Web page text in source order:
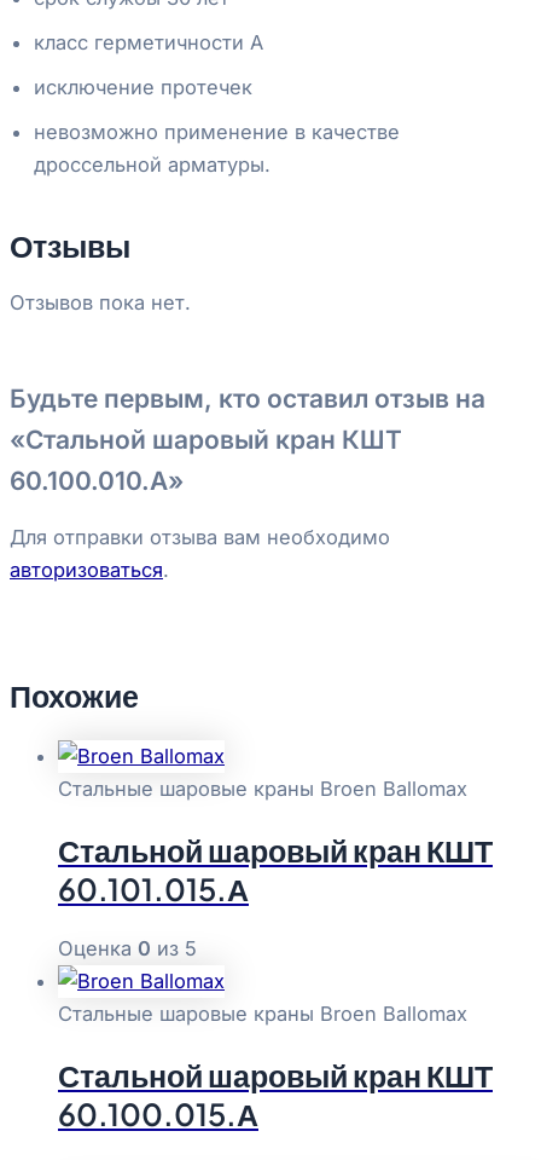
класс герметичности А
исключение протечек
невозможно применение в качестве
дроссельной арматуры.
Отзывы
Отзывов пока нет.
Будьте первым, кто оставил отзыв на
«Стальной шаровый кран КШТ
60.100.010.А»
Для отправки отзыва вам необходимо
авторизоваться.
Похожие
Стальные шаровые краны Broen Ballomax
Стальной шаровый кран КШТ
60.101.015.А
Оценка 0 из 5
Стальные шаровые краны Broen Ballomax
Стальной шаровый кран КШТ
60.100.015.А